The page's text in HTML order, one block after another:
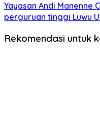
Yayasan Andi Manenne
perguruan tinggi Luwu
Rekomendasi untuk